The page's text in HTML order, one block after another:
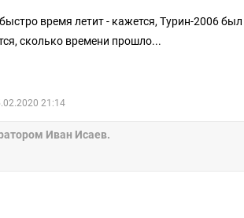
время летит - кажется, Турин-2006 был
сколько времени прошло...
21:14
Иван Исаев.